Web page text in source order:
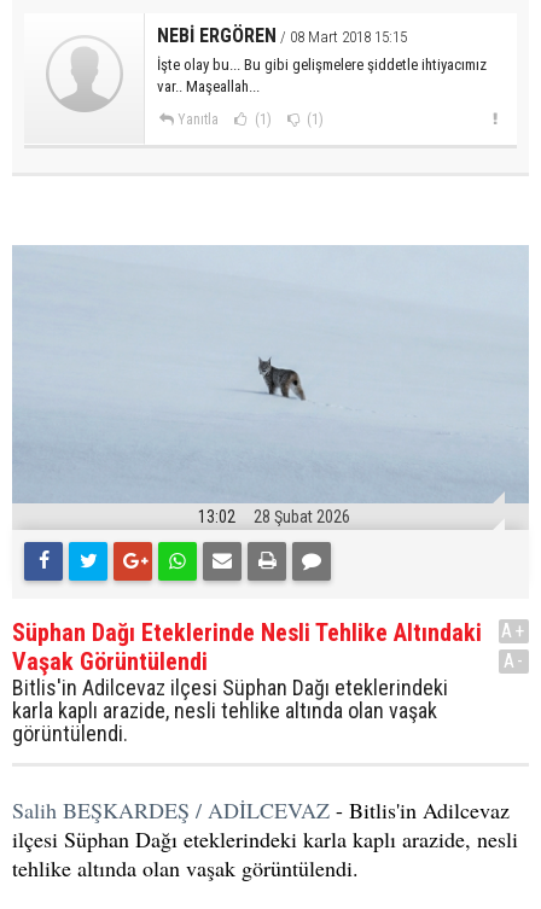
NEBİ ERGÖREN / 08 Mart 2018 15:15
İşte olay bu... Bu gibi gelişmelere şiddetle ihtiyacımız
var.. Maşeallah...
Yanıtla (1) (1)
13:02 28 Şubat 2026
Süphan Dağı Eteklerinde Nesli Tehlike Altındaki
Vaşak Görüntülendi
Bitlis'in Adilcevaz ilçesi Süphan Dağı eteklerindeki
karla kaplı arazide, nesli tehlike altında olan vaşak
görüntülendi.
A+
A-
Salih BEŞKARDEŞ / ADİLCEVAZ - Bitlis'in Adilcevaz
ilçesi Süphan Dağı eteklerindeki karla kaplı arazide, nesli
tehlike altında olan vaşak görüntülendi.